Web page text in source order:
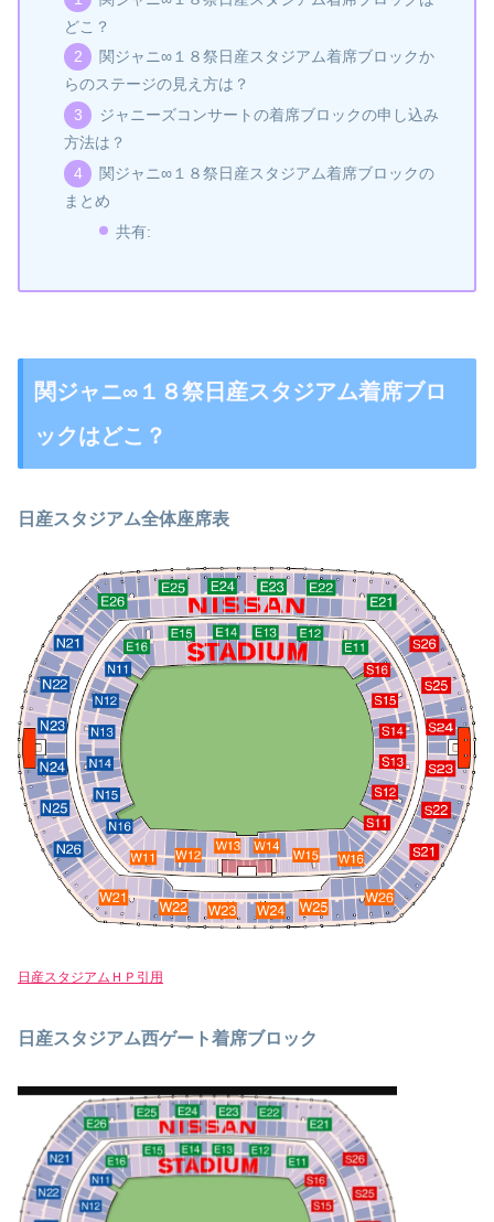
どこ？
関ジャニ∞１８祭日産スタジアム着席ブロックか
らのステージの見え方は？
ジャニーズコンサートの着席ブロックの申し込み
方法は？
関ジャニ∞１８祭日産スタジアム着席ブロックの
まとめ
共有:
関ジャニ∞１８祭日産スタジアム着席ブロ
ックはどこ？
日産スタジアム全体座席表
日産スタジアムＨＰ引用
日産スタジアム西ゲート着席ブロック